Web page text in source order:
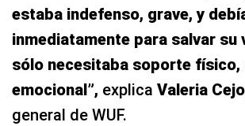
estaba indefenso, grave, y
inmediatamente para salvar su
sólo necesitaba soporte físico,
emocional”, explica Valeria
general de WUF.